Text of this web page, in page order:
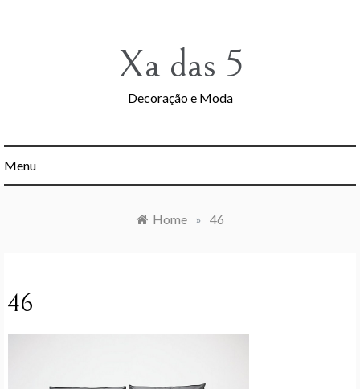
Xa das 5
Decoração e Moda
Menu
Home » 46
46